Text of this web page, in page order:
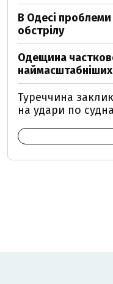
В Одесі проблеми
обстрілу
Одещина частково
Туреччина
на удари по